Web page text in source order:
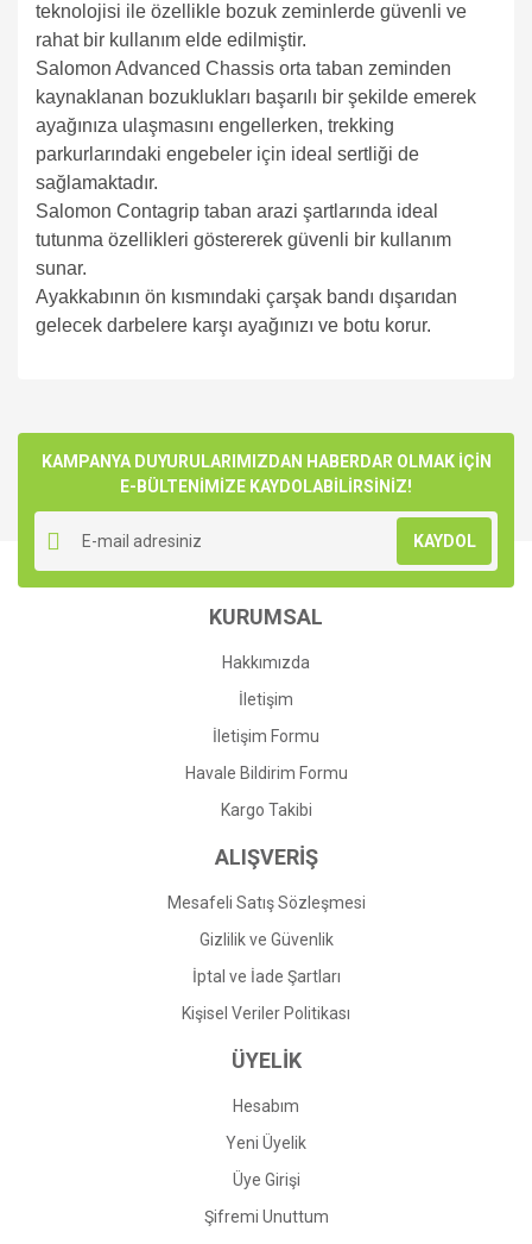
teknolojisi ile özellikle bozuk zeminlerde güvenli ve
rahat bir kullanım elde edilmiştir.
Salomon Advanced Chassis orta taban zeminden
kaynaklanan bozuklukları başarılı bir şekilde emerek
ayağınıza ulaşmasını engellerken, trekking
parkurlarındaki engebeler için ideal sertliği de
sağlamaktadır.
Salomon Contagrip taban arazi şartlarında ideal
tutunma özellikleri göstererek güvenli bir kullanım
sunar.
Ayakkabının ön kısmındaki çarşak bandı dışarıdan
gelecek darbelere karşı ayağınızı ve botu korur.
Yorum Yaz
kullanarak tarafımıza iletebilirsiniz.
Görüş ve önerileriniz için teşekkür ederiz.
Ürün resmi kalitesiz, bozuk veya görüntülenemiyor.
Ürün açıklamasında eksik bilgiler bulunuyor.
Ürün bilgilerinde hatalar bulunuyor.
Ürün fiyatı diğer sitelerden daha pahalı.
Gönder
KAMPANYA DUYURULARIMIZDAN HABERDAR OLMAK İÇİN
E-BÜLTENİMİZE KAYDOLABİLİRSİNİZ!
KAYDOL
KURUMSAL
Hakkımızda
İletişim
İletişim Formu
Havale Bildirim Formu
Kargo Takibi
ALIŞVERİŞ
Mesafeli Satış Sözleşmesi
Gizlilik ve Güvenlik
İptal ve İade Şartları
Kişisel Veriler Politikası
ÜYELİK
Hesabım
Yeni Üyelik
Üye Girişi
Şifremi Unuttum